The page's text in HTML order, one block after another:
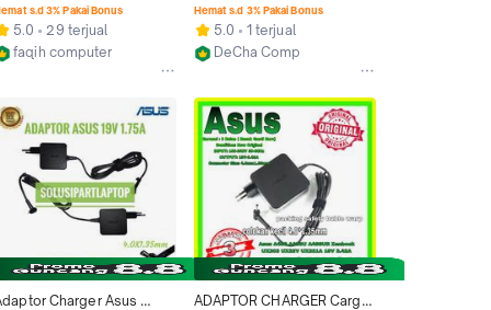
A456UR A456UQ
s.d 3% Pakai Bonus
5.0
29 terjual
faqih computer
X456U X456UQ X456UR
X456UV
Hemat s.d 3% Pakai Bonus
5.0
1 terjual
DeCha Comp
Charger Asus
ADAPTOR CHARGER Carger